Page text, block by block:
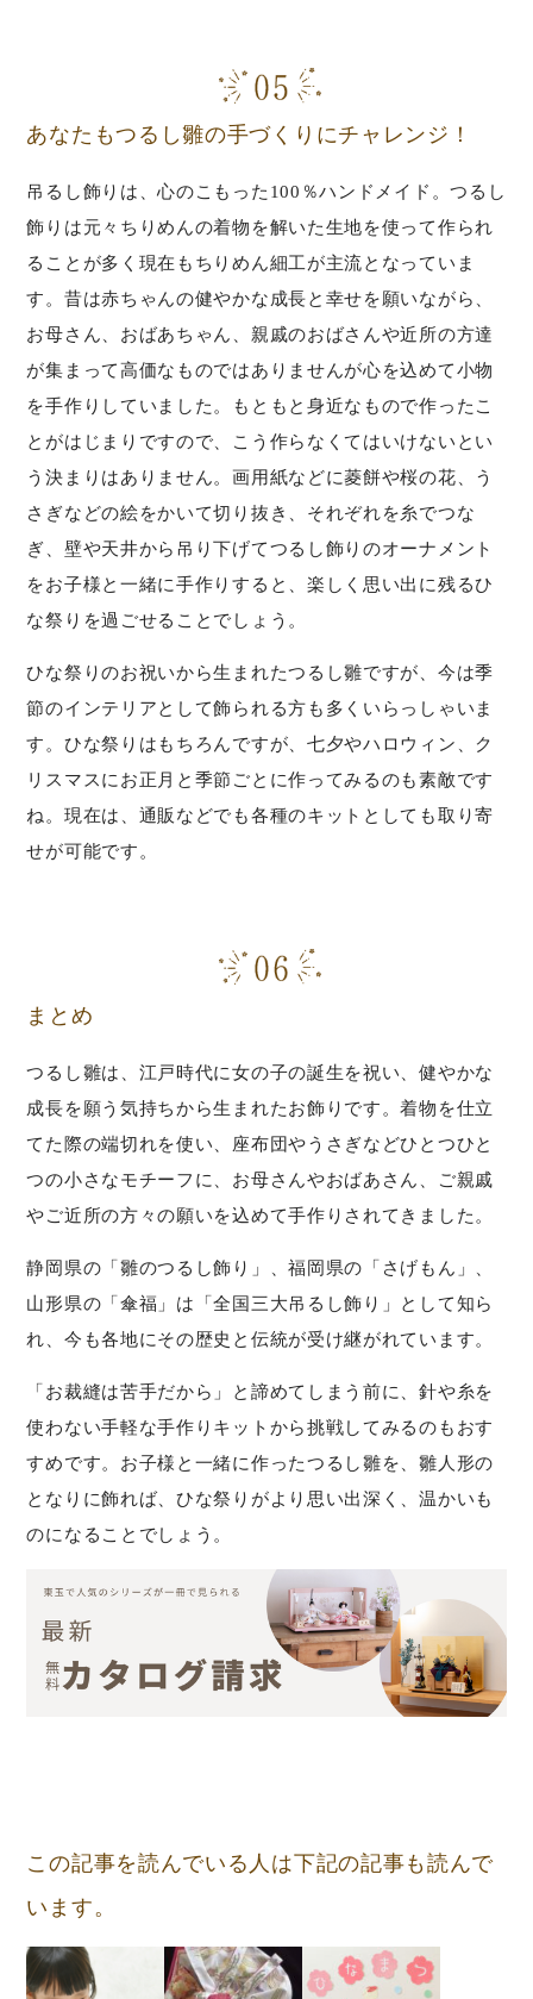
あなたもつるし雛の手づくりにチャレンジ！
吊るし飾りは、心のこもった100％ハンドメイド。つるし
飾りは元々ちりめんの着物を解いた生地を使って作られ
ることが多く現在もちりめん細工が主流となっていま
す。昔は赤ちゃんの健やかな成長と幸せを願いながら、
お母さん、おばあちゃん、親戚のおばさんや近所の方達
が集まって高価なものではありませんが心を込めて小物
を手作りしていました。もともと身近なもので作ったこ
とがはじまりですので、こう作らなくてはいけないとい
う決まりはありません。画用紙などに菱餅や桜の花、う
さぎなどの絵をかいて切り抜き、それぞれを糸でつな
ぎ、壁や天井から吊り下げてつるし飾りのオーナメント
をお子様と一緒に手作りすると、楽しく思い出に残るひ
な祭りを過ごせることでしょう。
ひな祭りのお祝いから生まれたつるし雛ですが、今は季
節のインテリアとして飾られる方も多くいらっしゃいま
す。ひな祭りはもちろんですが、七夕やハロウィン、ク
リスマスにお正月と季節ごとに作ってみるのも素敵です
ね。現在は、通販などでも各種のキットとしても取り寄
せが可能です。
まとめ
つるし雛は、江戸時代に女の子の誕生を祝い、健やかな
成長を願う気持ちから生まれたお飾りです。着物を仕立
てた際の端切れを使い、座布団やうさぎなどひとつひと
つの小さなモチーフに、お母さんやおばあさん、ご親戚
やご近所の方々の願いを込めて手作りされてきました。
静岡県の「雛のつるし飾り」、福岡県の「さげもん」、
山形県の「傘福」は「全国三大吊るし飾り」として知ら
れ、今も各地にその歴史と伝統が受け継がれています。
「お裁縫は苦手だから」と諦めてしまう前に、針や糸を
使わない手軽な手作りキットから挑戦してみるのもおす
すめです。お子様と一緒に作ったつるし雛を、雛人形の
となりに飾れば、ひな祭りがより思い出深く、温かいも
のになることでしょう。
この記事を読んでいる人は下記の記事も読んで
います。